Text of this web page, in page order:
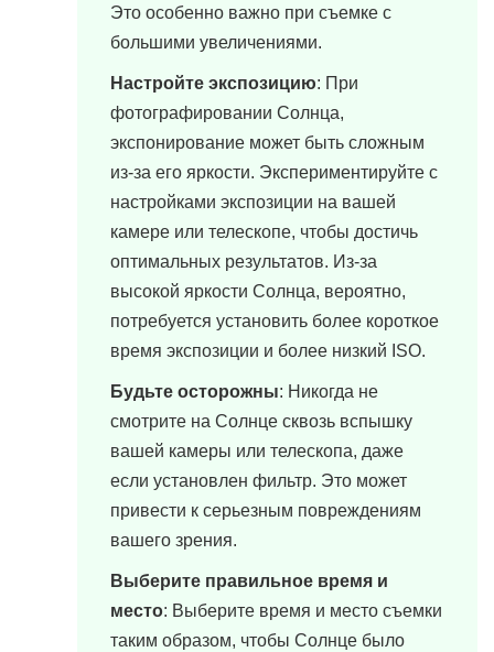
Это особенно важно при съемке с
большими увеличениями.
Настройте экспозицию: При
фотографировании Солнца,
экспонирование может быть сложным
из-за его яркости. Экспериментируйте с
настройками экспозиции на вашей
камере или телескопе, чтобы достичь
оптимальных результатов. Из-за
высокой яркости Солнца, вероятно,
потребуется установить более короткое
время экспозиции и более низкий ISO.
Будьте осторожны: Никогда не
смотрите на Солнце сквозь вспышку
вашей камеры или телескопа, даже
если установлен фильтр. Это может
привести к серьезным повреждениям
вашего зрения.
Выберите правильное время и
место: Выберите время и место съемки
таким образом, чтобы Солнце было